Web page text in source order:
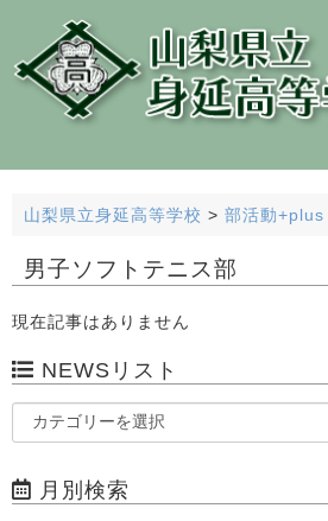
山梨県立身延高等学校 > 部活動+plus
男子ソフトテニス部
現在記事はありません
NEWSリスト
月別検索